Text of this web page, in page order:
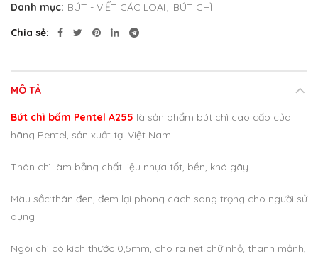
Danh mục: BÚT - VIẾT CÁC LOẠI, BÚT CHÌ
Chia sẻ
MÔ TẢ
Bút chì bấm Pentel A255 là sản phẩm bút chì cao cấp của
hãng Pentel, sản xuất tại Việt Nam
Thân chì làm bằng chất liệu nhựa tốt, bền, khó gãy.
Màu sắc:thân đen, đem lại phong cách sang trọng cho người sử
dụng
Ngòi chì có kích thước 0,5mm, cho ra nét chữ nhỏ, thanh mảnh,